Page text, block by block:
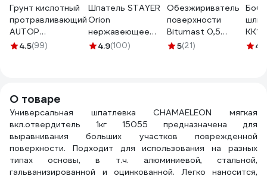
Грунт кислотный
протравливающий
AUTOP
Professional №8,
4.5(99)
Шпатель STAYER
Orion
нержавеющее
профилированное
4.9(100)
Обезжириватель
поверхности
Bitumast 0,5
л/0,35 кг
5(21)
мм;4.9
О товаре
Универсальная шпатлевка CHAMAELEON мягкая
вкл.отвердитель 1кг 15055 предназначена для
выравнивания больших участков поврежденной
поверхности. Подходит для использования на разных
типах основы, в т.ч. алюминиевой, стальной,
гальванизированной и оцинкованной. Легко наносится,